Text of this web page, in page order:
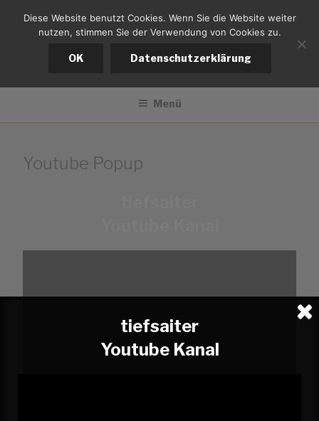
Inhalt
tiefsaiter
Bernd Kistemann
Menü
Youtube Popup
tiefsaiter
Youtube Kanal
Diese Website benutzt Cookies. Wenn Sie die Website weiter
nutzen, stimmen Sie der Verwendung von Cookies zu.
OK Datenschutzerklärung